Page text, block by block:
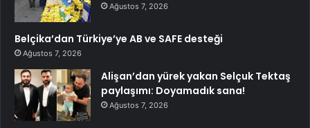
Ağustos 7, 2026
Belçika’dan Türkiye’ye AB ve SAFE desteği
Ağustos 7, 2026
Alişan’dan yürek yakan Selçuk Tektaş
paylaşımı: Doyamadık sana!
Ağustos 7, 2026